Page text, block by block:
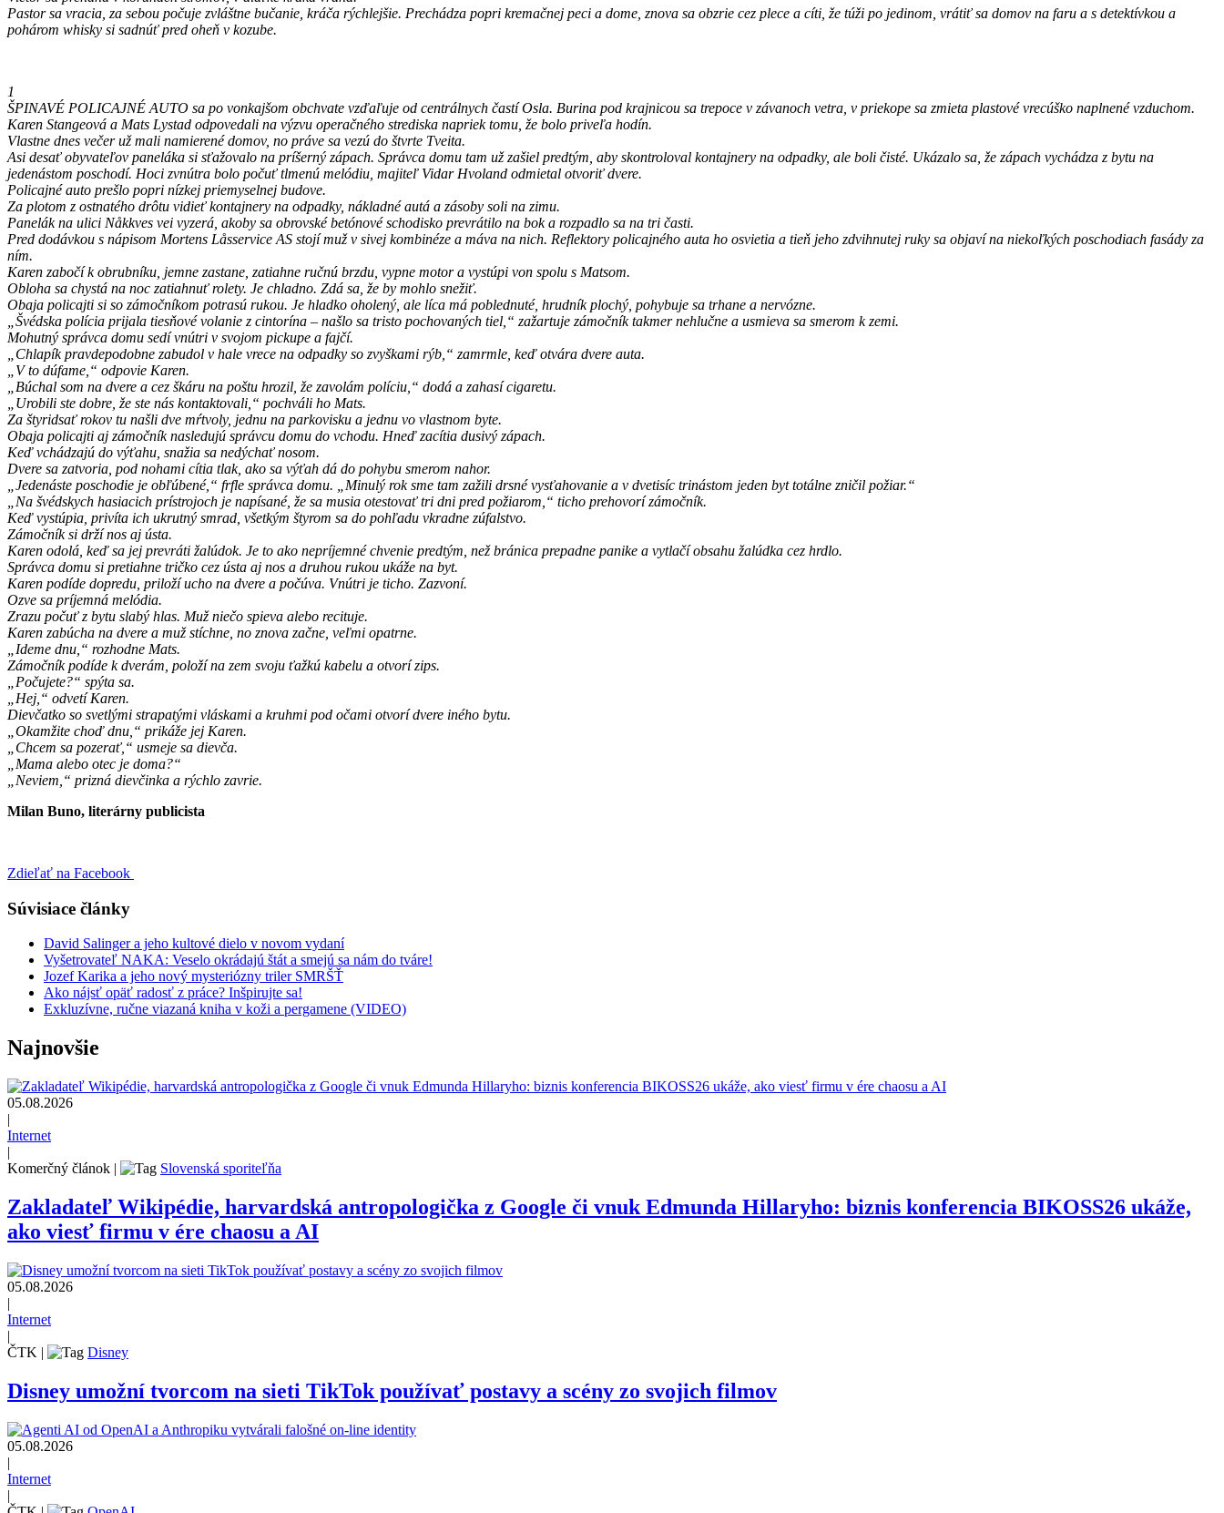
Pastor sa vracia, za sebou počuje zvláštne bučanie, kráča rýchlejšie. Prechádza popri kremačnej peci a dome, znova sa obzrie cez plece a cíti, že túži po jedinom, vrátiť sa domov na faru a s detektívkou a
pohárom whisky si sadnúť pred oheň v kozube.
1
ŠPINAVÉ POLICAJNÉ AUTO sa po vonkajšom obchvate vzďaľuje od centrálnych častí Osla. Burina pod krajnicou sa trepoce v závanoch vetra, v priekope sa zmieta plastové vrecúško naplnené vzduchom.
Karen Stangeová a Mats Lystad odpovedali na výzvu operačného strediska napriek tomu, že bolo priveľa hodín.
Vlastne dnes večer už mali namierené domov, no práve sa vezú do štvrte Tveita.
Asi desať obyvateľov paneláka si sťažovalo na príšerný zápach. Správca domu tam už zašiel predtým, aby skontroloval kontajnery na odpadky, ale boli čisté. Ukázalo sa, že zápach vychádza z bytu na
jedenástom poschodí. Hoci zvnútra bolo počuť tlmenú melódiu, majiteľ Vidar Hvoland odmietal otvoriť dvere.
Policajné auto prešlo popri nízkej priemyselnej budove.
Za plotom z ostnatého drôtu vidieť kontajnery na odpadky, nákladné autá a zásoby soli na zimu.
Panelák na ulici Nåkkves vei vyzerá, akoby sa obrovské betónové schodisko prevrátilo na bok a rozpadlo sa na tri časti.
Pred dodávkou s nápisom Mortens Låsservice AS stojí muž v sivej kombinéze a máva na nich. Reflektory policajného auta ho osvietia a tieň jeho zdvihnutej ruky sa objaví na niekoľkých poschodiach fasády za
ním.
Karen zabočí k obrubníku, jemne zastane, zatiahne ručnú brzdu, vypne motor a vystúpi von spolu s Matsom.
Obloha sa chystá na noc zatiahnuť rolety. Je chladno. Zdá sa, že by mohlo snežiť.
Obaja policajti si so zámočníkom potrasú rukou. Je hladko oholený, ale líca má poblednuté, hrudník plochý, pohybuje sa trhane a nervózne.
„Švédska polícia prijala tiesňové volanie z cintorína – našlo sa tristo pochovaných tiel,“ zažartuje zámočník takmer nehlučne a usmieva sa smerom k zemi.
Mohutný správca domu sedí vnútri v svojom pickupe a fajčí.
„Chlapík pravdepodobne zabudol v hale vrece na odpadky so zvyškami rýb,“ zamrmle, keď otvára dvere auta.
„V to dúfame,“ odpovie Karen.
„Búchal som na dvere a cez škáru na poštu hrozil, že zavolám políciu,“ dodá a zahasí cigaretu.
„Urobili ste dobre, že ste nás kontaktovali,“ pochváli ho Mats.
Za štyridsať rokov tu našli dve mŕtvoly, jednu na parkovisku a jednu vo vlastnom byte.
Obaja policajti aj zámočník nasledujú správcu domu do vchodu. Hneď zacítia dusivý zápach.
Keď vchádzajú do výťahu, snažia sa nedýchať nosom.
Dvere sa zatvoria, pod nohami cítia tlak, ako sa výťah dá do pohybu smerom nahor.
„Jedenáste poschodie je obľúbené,“ frfle správca domu. „Minulý rok sme tam zažili drsné vysťahovanie a v dvetisíc trinástom jeden byt totálne zničil požiar.“
„Na švédskych hasiacich prístrojoch je napísané, že sa musia otestovať tri dni pred požiarom,“ ticho prehovorí zámočník.
Keď vystúpia, privíta ich ukrutný smrad, všetkým štyrom sa do pohľadu vkradne zúfalstvo.
Zámočník si drží nos aj ústa.
Karen odolá, keď sa jej prevráti žalúdok. Je to ako nepríjemné chvenie predtým, než bránica prepadne panike a vytlačí obsahu žalúdka cez hrdlo.
Správca domu si pretiahne tričko cez ústa aj nos a druhou rukou ukáže na byt.
Karen podíde dopredu, priloží ucho na dvere a počúva. Vnútri je ticho. Zazvoní.
Ozve sa príjemná melódia.
Zrazu počuť z bytu slabý hlas. Muž niečo spieva alebo recituje.
Karen zabúcha na dvere a muž stíchne, no znova začne, veľmi opatrne.
„Ideme dnu,“ rozhodne Mats.
Zámočník podíde k dverám, položí na zem svoju ťažkú kabelu a otvorí zips.
„Počujete?“ spýta sa.
„Hej,“ odvetí Karen.
Dievčatko so svetlými strapatými vláskami a kruhmi pod očami otvorí dvere iného bytu.
„Okamžite choď dnu,“ prikáže jej Karen.
„Chcem sa pozerať,“ usmeje sa dievča.
„Mama alebo otec je doma?“
„Neviem,“ prizná dievčinka a rýchlo zavrie.
Milan Buno, literárny publicista
Zdieľať na Facebook
Súvisiace články
David Salinger a jeho kultové dielo v novom vydaní
Vyšetrovateľ NAKA: Veselo okrádajú štát a smejú sa nám do tváre!
Jozef Karika a jeho nový mysteriózny triler SMRŠŤ
Ako nájsť opäť radosť z práce? Inšpirujte sa!
Exkluzívne, ručne viazaná kniha v koži a pergamene (VIDEO)
Najnovšie
05.08.2026
|
Internet
|
Komerčný článok | Slovenská sporiteľňa
Zakladateľ Wikipédie, harvardská antropologička z Google či vnuk Edmunda Hillaryho: biznis konferencia BIKOSS26 ukáže,
ako viesť firmu v ére chaosu a AI
05.08.2026
|
Internet
|
ČTK | Disney
Disney umožní tvorcom na sieti TikTok používať postavy a scény zo svojich filmov
05.08.2026
|
Internet
|